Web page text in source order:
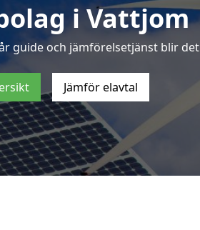
i Vattjom
guide och jämförelsetjänst blir
Jämför elavtal